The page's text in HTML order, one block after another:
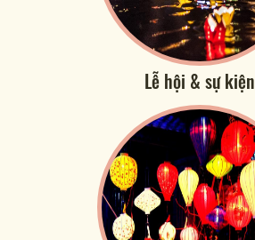
Lễ hội & sự kiện